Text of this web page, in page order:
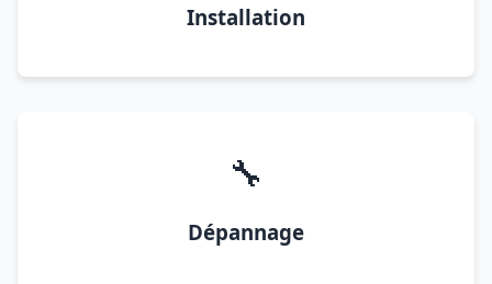
Installation
🔧
Dépannage